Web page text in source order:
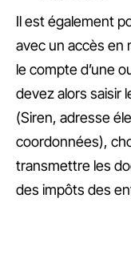
Il est également
avec un accès en
le compte d’une
devez alors saisir
(Siren, adresse
coordonnées),
transmettre les
des impôts des